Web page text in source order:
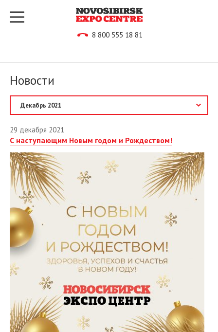
8 800 555 18 81
Новости
2026
2025
2024
2023
2022
2021
Январь
Февраль
Июнь
Сентябрь
29 декабря 2021
С наступающим Новым годом и Рождеством!